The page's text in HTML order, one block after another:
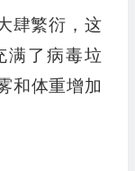
肆繁衍，这
满了病毒垃
和体重增加